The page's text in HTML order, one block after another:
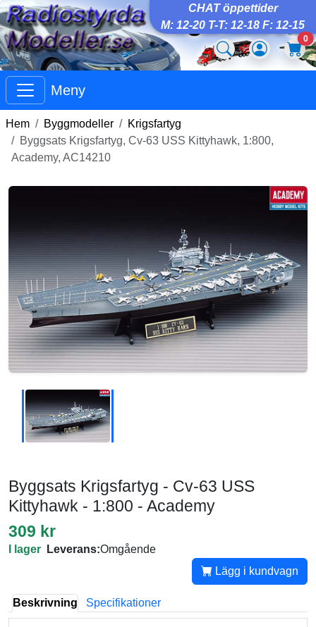
CHAT öppettider
M: 12-20 T-T: 12-18 F: 12-15
0
Meny
Hem Byggmodeller
Krigsfartyg
Byggsats Krigsfartyg, Cv-63 USS Kittyhawk, 1:800,
Academy, AC14210
Byggsats Krigsfartyg - Cv-63 USS
Kittyhawk - 1:800 - Academy
309 kr
I lager Leverans:Omgående
Lägg i kundvagn
Beskrivning Specifikationer